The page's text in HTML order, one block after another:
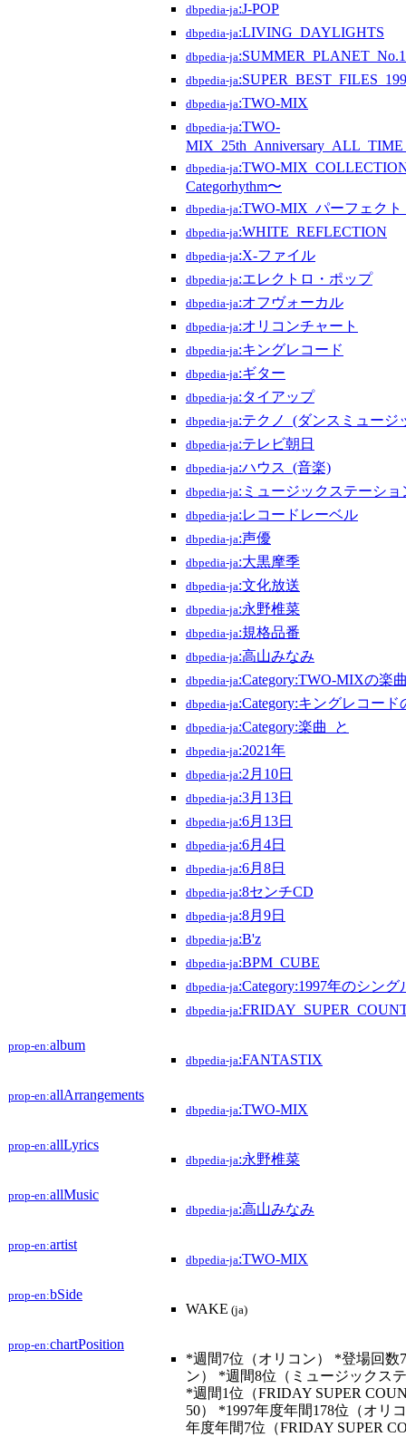
dbpedia-ja:J-POP
dbpedia-ja:LIVING_DAYLIGHTS
dbpedia-ja:SUMMER_PLANET_No.1
dbpedia-ja
dbpedia-ja:TWO-MIX
dbpedia-ja:TWO-
dbpedia-ja:TWO-
Categorhythm〜
dbpedia-ja:TWO-MIX_パーフェク
dbpedia-ja:WHITE_REFLECTION
dbpedia-ja:X-ファイル
dbpedia-ja:エレクトロ・ポップ
dbpedia-ja:オフヴォーカル
dbpedia-ja:オリコンチャート
dbpedia-ja:キングレコード
dbpedia-ja:ギター
dbpedia-ja:タイアップ
dbpedia-ja:テクノ_(ダンスミュージ
dbpedia-ja:テレビ朝日
dbpedia-ja:ハウス_(音楽)
dbpedia-ja:ミュージックステーショ
dbpedia-ja:レコードレーベル
dbpedia-ja:声優
dbpedia-ja:大黒摩季
dbpedia-ja:文化放送
dbpedia-ja:永野椎菜
dbpedia-ja:規格品番
dbpedia-ja:高山みなみ
dbpedia-ja:Category:TWO-MIXの楽
dbpedia-ja:Category:キングレコード
dbpedia-ja:Category:楽曲_と
dbpedia-ja:2021年
dbpedia-ja:2月10日
dbpedia-ja:3月13日
dbpedia-ja:6月13日
dbpedia-ja:6月4日
dbpedia-ja:6月8日
dbpedia-ja:8センチCD
dbpedia-ja:8月9日
dbpedia-ja:B'z
dbpedia-ja:BPM_CUBE
dbpedia-ja:Category:1997年のシング
dbpedia-ja
prop-en:album
dbpedia-ja:FANTASTIX
prop-en:allArrangements
dbpedia-ja:TWO-MIX
prop-en:allLyrics
dbpedia-ja:永野椎菜
prop-en:allMusic
dbpedia-ja:高山みなみ
prop-en:artist
dbpedia-ja:TWO-MIX
prop-en:bSide
WAKE (ja)
prop-en:chartPosition
*週間7位（オリコン） *登場回数
ン） *週間8位（ミュージックス
*週間1位（FRIDAY SUPER
50） *1997年度年間178位（オリ
年度年間7位（FRIDAY SUPER